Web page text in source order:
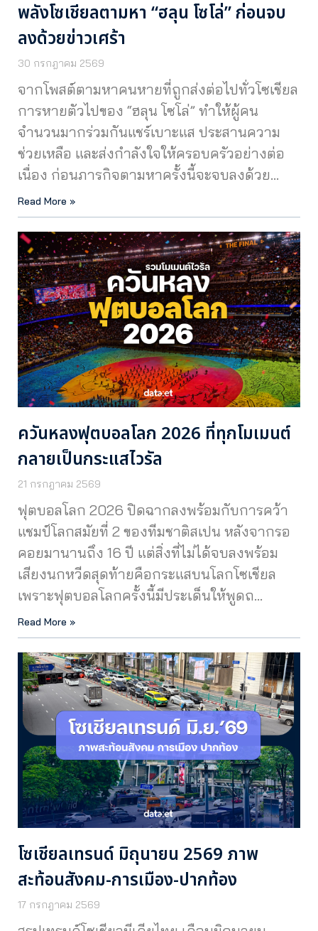
พลังโซเชียลตามหา “ฮลุน โซโล่” ก่อนจบ
ลงด้วยข่าวเศร้า
30 กรกฎาคม 2569
จากโพสต์ตามหาคนหายที่ถูกส่งต่อไปทั่วโซเชียล
การหายตัวไปของ “ฮลุน โซโล่” ทำให้ผู้คน
จำนวนมากร่วมกันแชร์เบาะแส ประสานความ
ช่วยเหลือ และส่งกำลังใจให้ครอบครัวอย่างต่อ
เนื่อง ก่อนภารกิจตามหาครั้งนี้จะจบลงด้วย…
Read More »
ควันหลงฟุตบอลโลก 2026 ที่ทุกโมเมนต์
กลายเป็นกระแสไวรัล
21 กรกฎาคม 2569
ฟุตบอลโลก 2026 ปิดฉากลงพร้อมกับการคว้า
แชมป์โลกสมัยที่ 2 ของทีมชาติสเปน หลังจากรอ
คอยมานานถึง 16 ปี แต่สิ่งที่ไม่ได้จบลงพร้อม
เสียงนกหวีดสุดท้ายคือกระแสบนโลกโซเชียล
เพราะฟุตบอลโลกครั้งนี้มีประเด็นให้พูดถ…
Read More »
โซเชียลเทรนด์ มิถุนายน 2569 ภาพ
สะท้อนสังคม-การเมือง-ปากท้อง
17 กรกฎาคม 2569